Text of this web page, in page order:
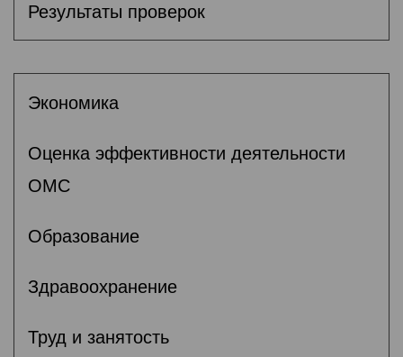
Результаты проверок
Экономика
Оценка эффективности деятельности
ОМС
Образование
Здравоохранение
Труд и занятость